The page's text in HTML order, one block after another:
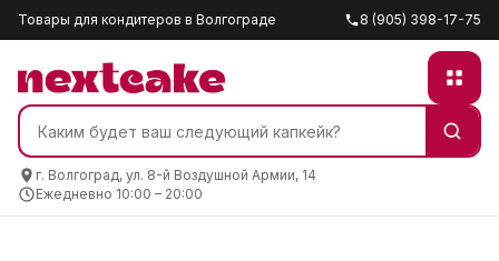
Товары для кондитеров в Волгограде 8 (905) 398-17-75
г. Волгоград, ул. 8-й Воздушной Армии, 14
Ежедневно 10:00 – 20:00